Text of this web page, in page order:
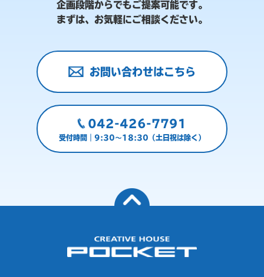
企画段階からでもご提案可能です。
まずは、お気軽にご相談ください。
お問い合わせはこちら
042-426-7791
受付時間｜9:30～18:30（土日祝は除く）